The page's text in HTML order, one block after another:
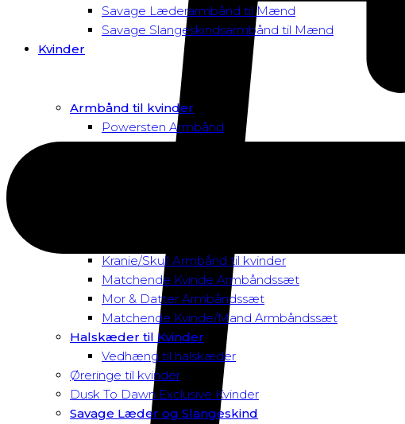
Savage Læderarmbånd til Mænd
Savage Slangeskindsarmbånd til Mænd
Kvinder
Armbånd til kvinder
Powersten Armbånd
Smykker med tigersten
Kranie/Skull Armbånd til kvinder
Matchende Kvinde Armbåndssæt
Mor & Datter Armbåndssæt
Matchende Kvinde/Mand Armbåndssæt
Halskæder til Kvinder
Vedhæng til halskæder
Øreringe til kvinder
Dusk To Dawn Exclusive Kvinder
Savage Læder og Slangeskind